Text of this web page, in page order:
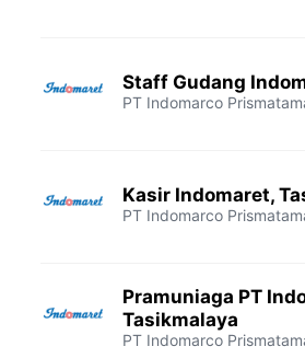
Staff Gudang
PT Indomarco
Kasir Indomaret,
PT Indomarco
Pramuniaga PT
Tasikmalaya
PT Indomarco